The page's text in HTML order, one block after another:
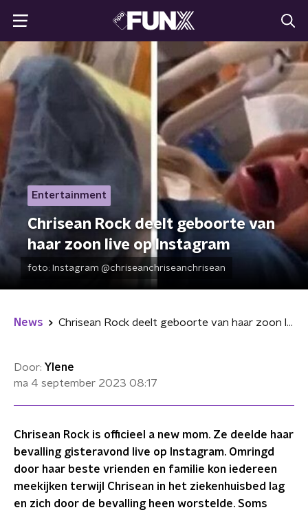
Entertainment
Chrisean Rock deelt geboorte van
haar zoon live op Instagram
foto: Instagram @chriseanchriseanchrisean
News Chrisean Rock deelt geboorte van haar zoon live op Instagram
Door: Ylene
ma 4 september 2023 08:17
Chrisean Rock is officieel a new mom. Ze deelde haar
bevalling gisteravond live op Instagram. Omringd
door haar beste vrienden en familie kon iedereen
meekijken terwijl Chrisean in het ziekenhuisbed lag
en zich door de bevalling heen worstelde. Soms